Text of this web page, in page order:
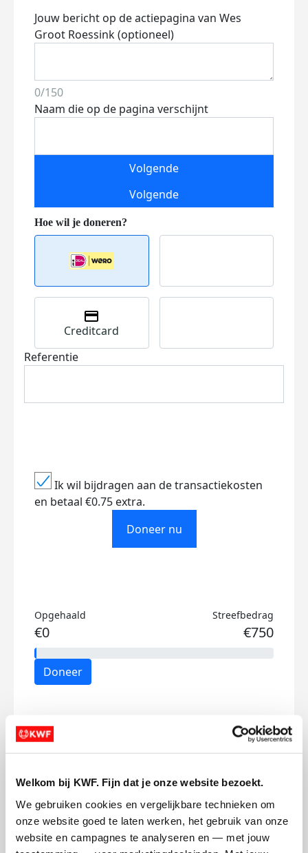
Welkom bij KWF. Fijn dat je onze website bezoekt.
We gebruiken cookies en vergelijkbare technieken om
onze website goed te laten werken, het gebruik van onze
website en campagnes te analyseren en — met jouw
Jouw bericht op de actiepagina van Wes
Groot Roessink (optioneel)
0/150
Naam die op de pagina verschijnt
Volgende
Volgende
Creditcard
Referentie
Ik wil bijdragen aan de transactiekosten
en betaal €0.75 extra.
Doneer nu
Opgehaald
€0
Streefbedrag
€750
Doneer
Mijn activiteiten volgen
48
kms